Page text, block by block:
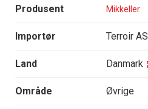
Produsent Mikkeller
Importør Terroir AS
Land Danmark
Område Øvrige